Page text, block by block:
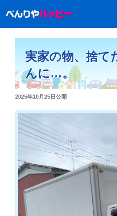
実家の物、捨て
んに…。
投
日:
2025年10月25日公開